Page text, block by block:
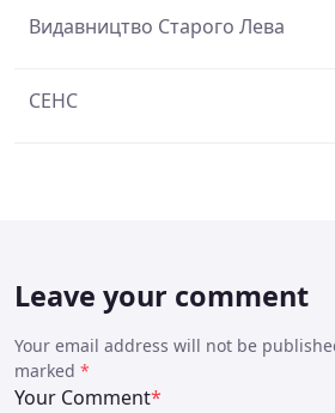
Видавництво Старого Лева
СЕНС
Leave your comment
Your email address will not be
marked *
Your Comment*